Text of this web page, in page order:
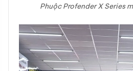
Phuộc Profender X Series